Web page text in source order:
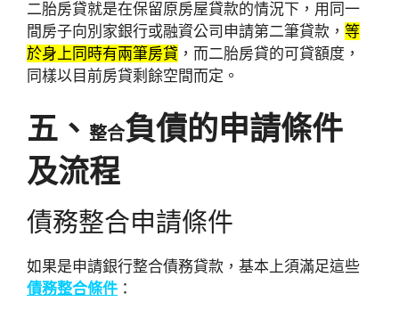
二胎房貸就是在保留原房屋貸款的情況下，用同一
間房子向別家銀行或融資公司申請第二筆貸款， 等
於身上同時有兩筆房貸 ，而二胎房貸的可貸額度，
同樣以目前房貸剩餘空間而定。
五、 整合負債的申請條件
及流程
債務整合申請條件
如果是申請銀行整合債務貸款，基本上須滿足這些
債務整合條件 ：